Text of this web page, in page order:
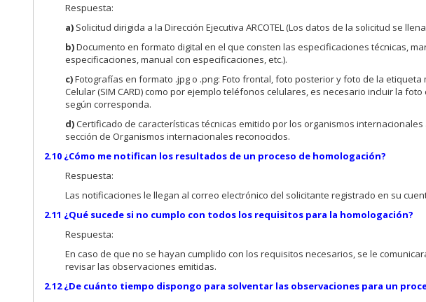
Respuesta:
a) Solicitud dirigida a la Dirección Ejecutiva ARCOTEL (Los datos de la solicitud se
b)Documento en formato digital en el que consten las especificaciones técnicas,
especificaciones, manual con especificaciones, etc.).
c)Fotografías en formato .jpg o .png: Foto frontal, foto posterior y foto de la
Celular (SIM CARD) como por ejemplo teléfonos celulares, es necesario incluir la
según corresponda.
d)Certificado de características técnicas emitido por los organismos
sección de Organismos internacionales reconocidos.
2.10 ¿Cómo me notifican los resultados de un proceso de homologación?
Respuesta:
Las notificaciones le llegan al correo electrónico del solicitante registrado en su
2.11 ¿Qué sucede si no cumplo con todos los requisitos para la homologación?
Respuesta:
En caso de que no se hayan cumplido con los requisitos necesarios, se le
revisar las observaciones emitidas.
2.12 ¿De cuánto tiempo dispongo para solventar las observaciones para un